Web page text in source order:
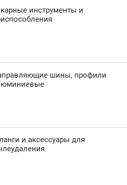
инструменты и
шины, профили
и аксессуары для